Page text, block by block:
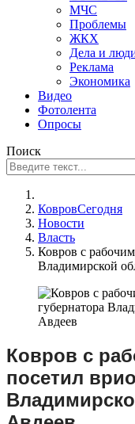
МЧС
Проблемы
ЖКХ
Дела и
Реклама
Экономика
Видео
Фотолента
Опросы
Поиск
КовровСегодня
Новости
Власть
Ковров с
Владимирской
Ковров с
посетил